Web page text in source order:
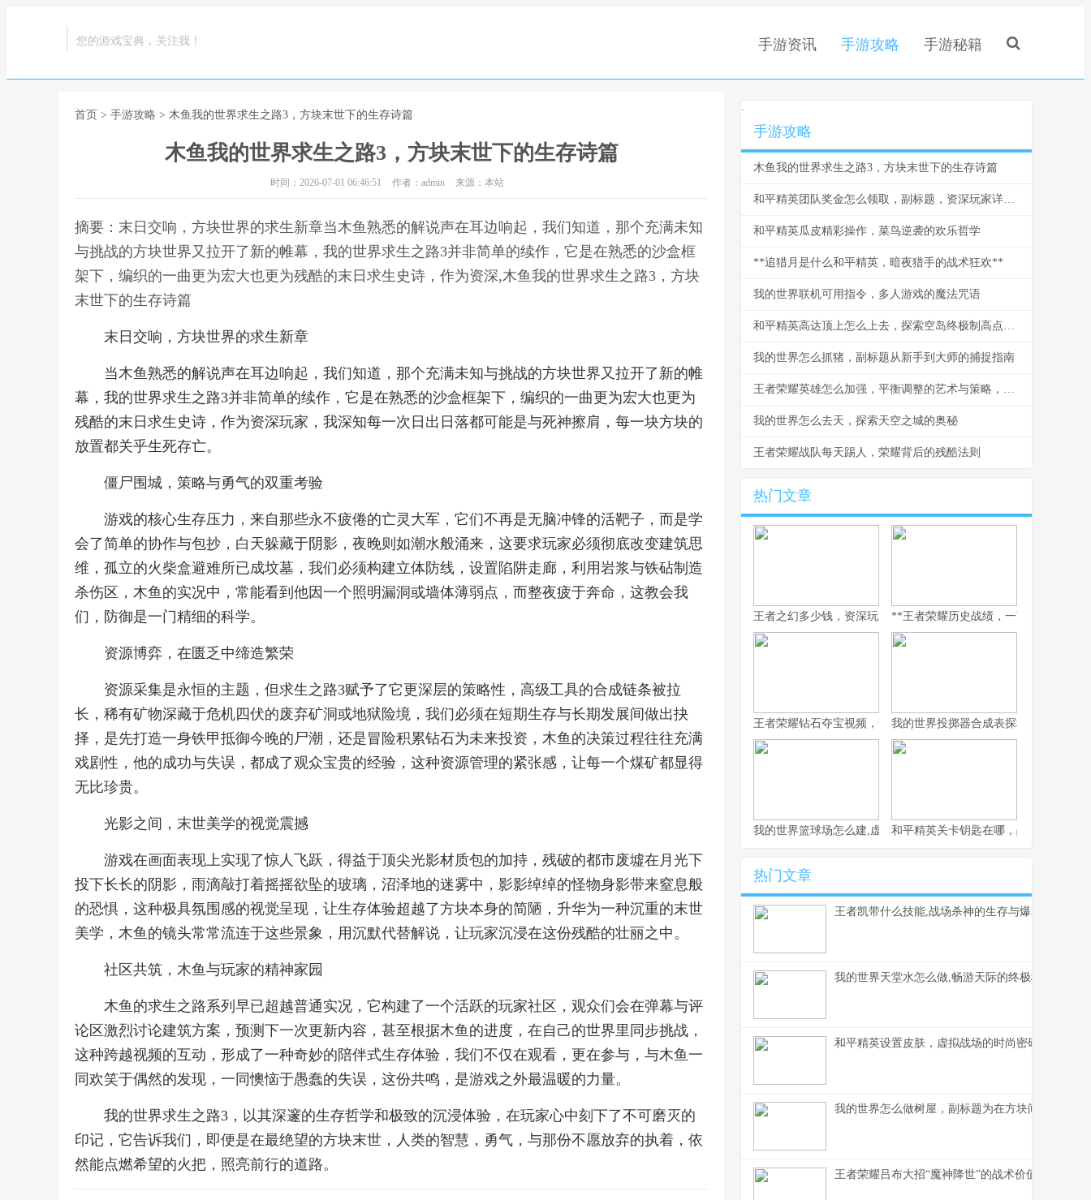
您的游戏宝典，关注我！ 手游资讯 手游攻略 手游秘籍
首页 > 手游攻略 > 木鱼我的世界求生之路3，方块末世下的生存诗篇
木鱼我的世界求生之路3，方块末世下的生存诗篇
时间：2026-07-01 06:46:51 作者：admin 来源：本站
摘要：末日交响，方块世界的求生新章当木鱼熟悉的解说声在耳边响起，我们知道，那个充满未知
与挑战的方块世界又拉开了新的帷幕，我的世界求生之路3并非简单的续作，它是在熟悉的沙盒框
架下，编织的一曲更为宏大也更为残酷的末日求生史诗，作为资深,木鱼我的世界求生之路3，方块
末世下的生存诗篇
末日交响，方块世界的求生新章
当木鱼熟悉的解说声在耳边响起，我们知道，那个充满未知与挑战的方块世界又拉开了新的帷
幕，我的世界求生之路3并非简单的续作，它是在熟悉的沙盒框架下，编织的一曲更为宏大也更为
残酷的末日求生史诗，作为资深玩家，我深知每一次日出日落都可能是与死神擦肩，每一块方块的
放置都关乎生死存亡。
僵尸围城，策略与勇气的双重考验
游戏的核心生存压力，来自那些永不疲倦的亡灵大军，它们不再是无脑冲锋的活靶子，而是学
会了简单的协作与包抄，白天躲藏于阴影，夜晚则如潮水般涌来，这要求玩家必须彻底改变建筑思
维，孤立的火柴盒避难所已成坟墓，我们必须构建立体防线，设置陷阱走廊，利用岩浆与铁砧制造
杀伤区，木鱼的实况中，常能看到他因一个照明漏洞或墙体薄弱点，而整夜疲于奔命，这教会我
们，防御是一门精细的科学。
资源博弈，在匮乏中缔造繁荣
资源采集是永恒的主题，但求生之路3赋予了它更深层的策略性，高级工具的合成链条被拉
长，稀有矿物深藏于危机四伏的废弃矿洞或地狱险境，我们必须在短期生存与长期发展间做出抉
择，是先打造一身铁甲抵御今晚的尸潮，还是冒险积累钻石为未来投资，木鱼的决策过程往往充满
戏剧性，他的成功与失误，都成了观众宝贵的经验，这种资源管理的紧张感，让每一个煤矿都显得
无比珍贵。
光影之间，末世美学的视觉震撼
游戏在画面表现上实现了惊人飞跃，得益于顶尖光影材质包的加持，残破的都市废墟在月光下
投下长长的阴影，雨滴敲打着摇摇欲坠的玻璃，沼泽地的迷雾中，影影绰绰的怪物身影带来窒息般
的恐惧，这种极具氛围感的视觉呈现，让生存体验超越了方块本身的简陋，升华为一种沉重的末世
美学，木鱼的镜头常常流连于这些景象，用沉默代替解说，让玩家沉浸在这份残酷的壮丽之中。
社区共筑，木鱼与玩家的精神家园
木鱼的求生之路系列早已超越普通实况，它构建了一个活跃的玩家社区，观众们会在弹幕与评
论区激烈讨论建筑方案，预测下一次更新内容，甚至根据木鱼的进度，在自己的世界里同步挑战，
这种跨越视频的互动，形成了一种奇妙的陪伴式生存体验，我们不仅在观看，更在参与，与木鱼一
同欢笑于偶然的发现，一同懊恼于愚蠢的失误，这份共鸣，是游戏之外最温暖的力量。
我的世界求生之路3，以其深邃的生存哲学和极致的沉浸体验，在玩家心中刻下了不可磨灭的
印记，它告诉我们，即便是在最绝望的方块末世，人类的智慧，勇气，与那份不愿放弃的执着，依
然能点燃希望的火把，照亮前行的道路。
.
手游攻略
木鱼我的世界求生之路3，方块末世下的生存诗篇
和平精英团队奖金怎么领取，副标题，资深玩家详解步骤与心得
和平精英瓜皮精彩操作，菜鸟逆袭的欢乐哲学
**追猎月是什么和平精英，暗夜猎手的战术狂欢**
我的世界联机可用指令，多人游戏的魔法咒语
和平精英高达顶上怎么上去，探索空岛终极制高点副标题
我的世界怎么抓猪，副标题从新手到大师的捕捉指南
王者荣耀英雄怎么加强，平衡调整的艺术与策略，副标题，资深玩家视角下的英雄优化思考
我的世界怎么去天，探索天空之城的奥秘
王者荣耀战队每天踢人，荣耀背后的残酷法则
热门文章
王者之幻多少钱，资深玩家眼中的价格真相**王者荣耀历史战绩，一面映照竞技
王者荣耀钻石夺宝视频，一场关于运气的豪赌与策略的博弈
我的世界投掷器合成表探秘，方块背后
我的世界篮球场怎么建,虚拟体育空间的创造指南
和平精英关卡钥匙在哪，战术解谜与实
热门文章
王者凯带什么技能,战场杀神的生存与爆发抉择
我的世界天堂水怎么做,畅游天际的终极秘方
和平精英设置皮肤，虚拟战场的时尚密码与战术美
我的世界怎么做树屋，副标题为在方块间构筑天空
王者荣耀吕布大招“魔神降世”的战术价值与实战应